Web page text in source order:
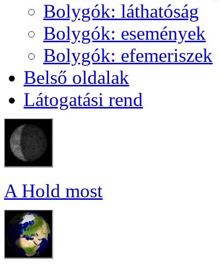
Boly­gók: lát­ha­tó­ság
Boly­gók: ese­mé­nyek
Boly­gók: efe­me­ri­szek
Bel­ső ol­da­lak
Lá­to­ga­tá­si rend
A Hold most